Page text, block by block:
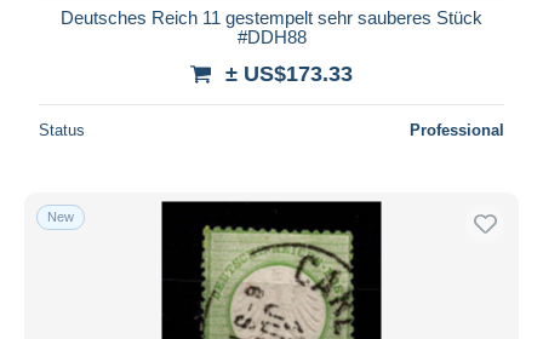
Deutsches Reich 11 gestempelt sehr sauberes Stück
#DDH88
± US$173.33
Status Professional
New